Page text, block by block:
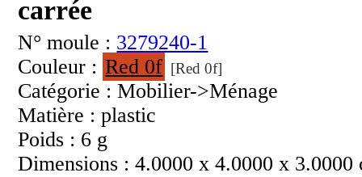
carrée
N° moule : 3279240-1
Couleur : Red 0f [Red 0f]
Catégorie : Mobilier->Ménage
Matière : plastic
Poids : 6 g
Dimensions : 4.0000 x 4.0000 x 3.0000